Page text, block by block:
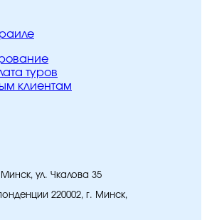
туров
клиентам
ул. Чкалова 35
220002, г. Минск,